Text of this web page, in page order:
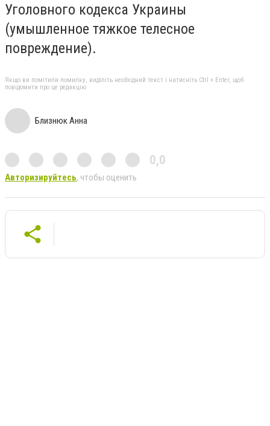
Уголовного кодекса Украины
(умышленное тяжкое телесное
повреждение).
Якщо ви помітили помилку, виділіть необхідний текст і натисніть Ctrl + Enter, щоб
повідомити про це редакцію
Близнюк Анна
0,0
Авторизируйтесь, чтобы оценить